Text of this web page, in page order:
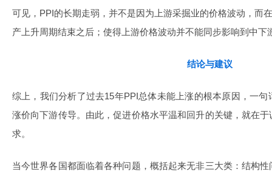
可见，PPI的长期走弱，并不是因为上游采掘业的价格波动，而
产上升周期结束之后；使得上游价格波动并不能同步影响到中下
结论与建议
综上，我们分析了过去15年PPI总体未能上涨的根本原因，一
涨价向下游传导。由此，促进价格水平温和回升的关键，就在
求。
当今世界各国都面临着各种问题，概括起来无非三大类：结构